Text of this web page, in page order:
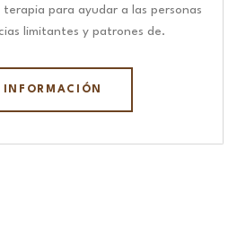
terapia para ayudar a las personas
limitantes y patrones de.
INFORMACIÓN